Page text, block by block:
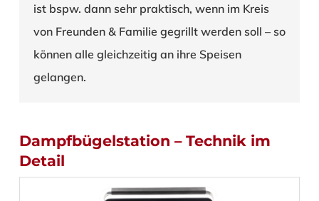
ist bspw. dann sehr praktisch, wenn im Kreis
von Freunden & Familie gegrillt werden soll – so
können alle gleichzeitig an ihre Speisen
gelangen.
Dampfbügelstation – Technik im
Detail